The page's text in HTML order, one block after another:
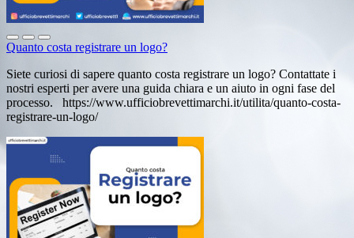
Quanto costa registrare un logo?
Siete curiosi di sapere quanto costa registrare un logo? Contattate i
nostri esperti per avere una guida chiara e un aiuto in ogni fase del
processo. https://www.ufficiobrevettimarchi.it/utilita/quanto-costa-
registrare-un-logo/